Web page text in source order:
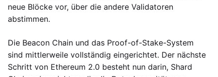
neue Blöcke vor, über die andere Validatoren
abstimmen.
Die Beacon Chain und das Proof-of-Stake-System
sind mittlerweile vollständig eingerichtet. Der nächste
Schritt von Ethereum 2.0 besteht nun darin, Shard